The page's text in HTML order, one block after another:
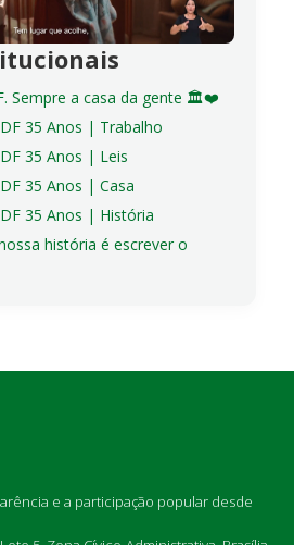
Sempre a casa da gente 🏛️❤️
35 Anos | Trabalho
35 Anos | Leis
35 Anos | Casa
35 Anos | História
história é escrever o
e a participação popular desde